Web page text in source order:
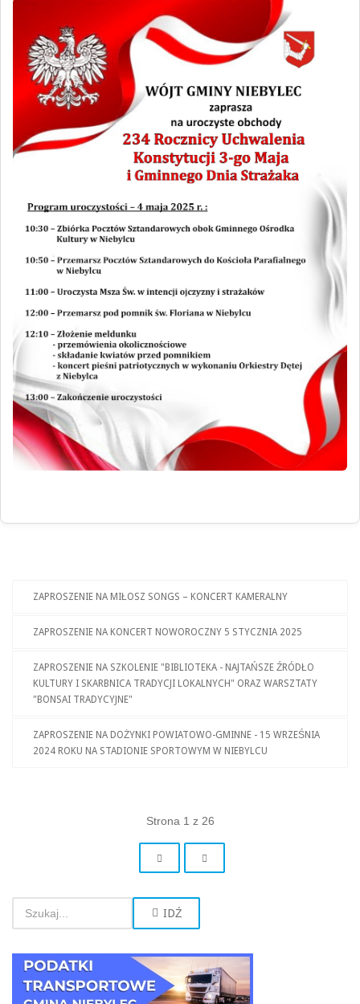
ZAPROSZENIE NA MIŁOSZ SONGS – KONCERT KAMERALNY
ZAPROSZENIE NA KONCERT NOWOROCZNY 5 STYCZNIA 2025
ZAPROSZENIE NA SZKOLENIE "BIBLIOTEKA - NAJTAŃSZE ŹRÓDŁO
KULTURY I SKARBNICA TRADYCJI LOKALNYCH" ORAZ WARSZTATY
"BONSAI TRADYCYJNE"
ZAPROSZENIE NA DOŻYNKI POWIATOWO-GMINNE - 15 WRZEŚNIA
2024 ROKU NA STADIONIE SPORTOWYM W NIEBYLCU
Strona 1 z 26
IDŹ